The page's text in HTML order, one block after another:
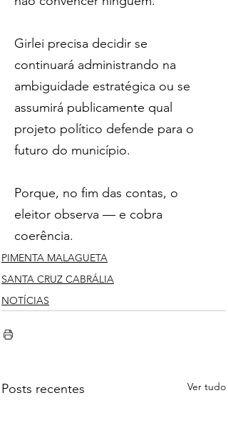
Girlei precisa decidir se
continuará administrando na
ambiguidade estratégica ou se
assumirá publicamente qual
projeto político defende para o
futuro do município.
Porque, no fim das contas, o
eleitor observa — e cobra
coerência.
PIMENTA MALAGUETA
SANTA CRUZ CABRÁLIA
NOTÍCIAS
Posts recentes Ver tudo